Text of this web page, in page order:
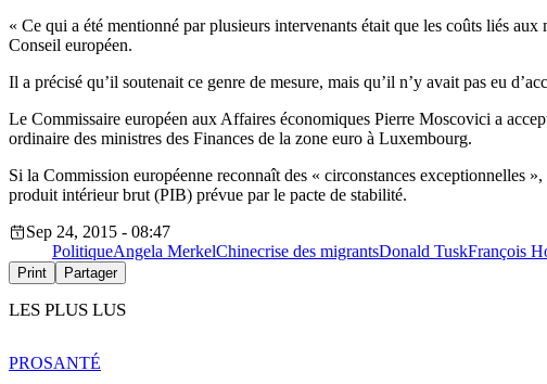
« Ce qui a été mentionné par plusieurs intervenants était que les coûts liés
Conseil européen.
Il a précisé qu’il soutenait ce genre de mesure, mais qu’il n’y avait pas eu
Le Commissaire européen aux Affaires économiques Pierre Moscovici a
ordinaire des ministres des Finances de la zone euro à Luxembourg.
Si la Commission européenne reconnaît des « circonstances exceptionnelles
produit intérieur brut (PIB) prévue par le pacte de stabilité.
Sep 24, 2015 - 08:47
PolitiqueAngela MerkelChinecrise des migrantsDonald TuskFrançois
Print Partager
LES PLUS LUS
PROSANTÉ